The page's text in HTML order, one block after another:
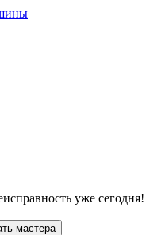
уже сегодня!
мастера